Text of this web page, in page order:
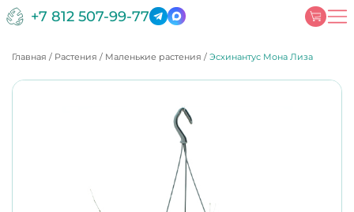
+7 812 507-99-77
Главная / Растения / Маленькие растения /Эсхинантус Мона Лиза